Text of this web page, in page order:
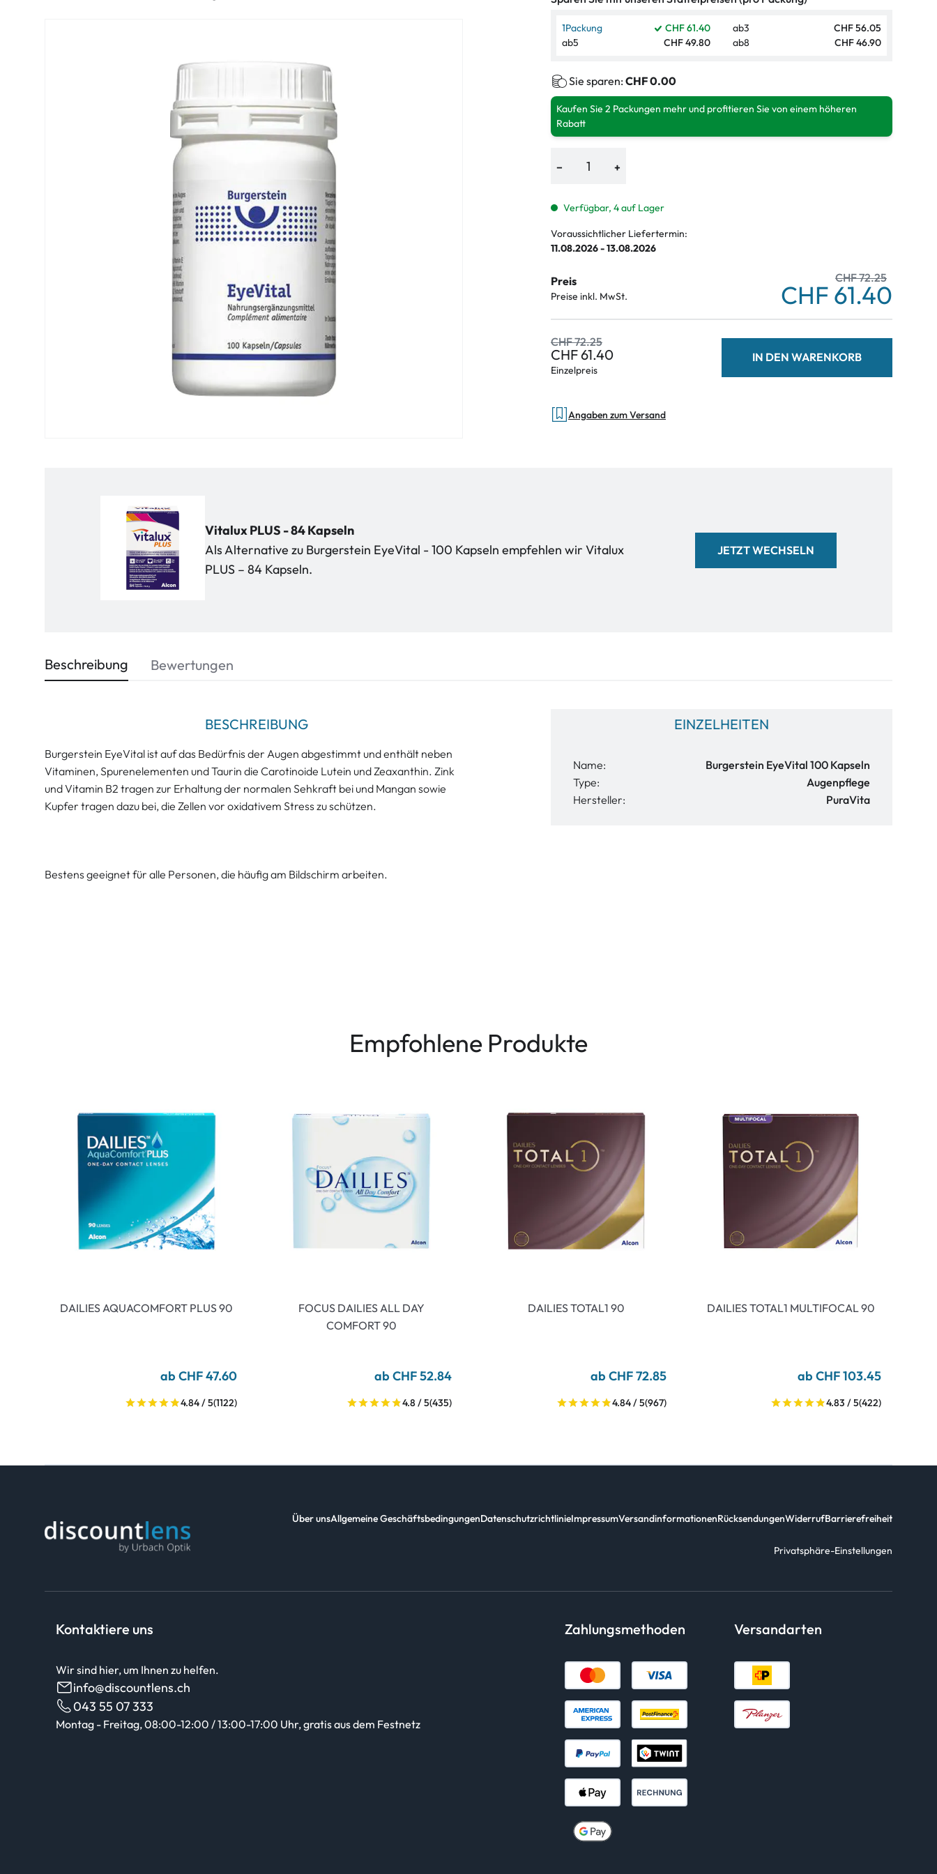
Ever Clean Plus
Weitere Marken
1Packung CHF 61.40 ab3
CHF 56.05
ab5 CHF 49.80 ab8 CHF 46.90
Sie sparen: CHF 0.00
Kaufen Sie 2 Packungen mehr und profitieren Sie von einem höheren
Rabatt
− +
Verfügbar, 4 auf Lager
Voraussichtlicher Liefertermin:
11.08.2026 - 13.08.2026
Preis
Preise inkl. MwSt.
CHF 72.25
CHF 61.40
CHF 72.25
CHF 61.40
Einzelpreis
IN DEN WARENKORB
Angaben zum Versand
Vitalux PLUS - 84 Kapseln
Als Alternative zu Burgerstein EyeVital - 100 Kapseln empfehlen wir Vitalux
PLUS – 84 Kapseln.
JETZT WECHSELN
Beschreibung
BESCHREIBUNG
Burgerstein EyeVital ist auf das Bedürfnis der Augen abgestimmt und enthält neben
Vitaminen, Spurenelementen und Taurin die Carotinoide Lutein und Zeaxanthin. Zink
und Vitamin B2 tragen zur Erhaltung der normalen Sehkraft bei und Mangan sowie
Kupfer tragen dazu bei, die Zellen vor oxidativem Stress zu schützen.
Bestens geeignet für alle Personen, die häufig am Bildschirm arbeiten.
EINZELHEITEN
Name:
Burgerstein EyeVital 100 Kapseln
Type:
Augenpflege
Hersteller:
PuraVita
Bewertungen
Empfohlene Produkte
DAILIES AQUACOMFORT PLUS 90
ab CHF 47.60
4.84 / 5(1122)
FOCUS DAILIES ALL DAY
COMFORT 90
ab CHF 52.84
4.8 / 5(435)
DAILIES TOTAL1 90
ab CHF 72.85
4.84 / 5(967)
DAILIES TOTAL1 MULTIFOCAL 90
ab CHF 103.45
4.83 / 5(422)
Über unsAllgemeine GeschäftsbedingungenDatenschutzrichtlinieImpressumVersandinformationenRücksendungenWiderrufBarrierefreiheit
Privatsphäre-Einstellungen
Kontaktiere uns
Wir sind hier, um Ihnen zu helfen.
info@discountlens.ch
043 55 07 333
Montag - Freitag, 08:00-12:00 / 13:00-17:00 Uhr, gratis aus dem Festnetz
Zahlungsmethoden Versandarten